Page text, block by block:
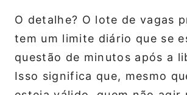
O detalhe? O lote de vagas
tem um limite diário que se
questão de minutos após a
Isso significa que, mesmo